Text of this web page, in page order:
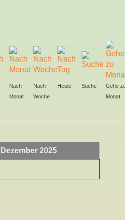
Nach
Monat
Nach
Woche
Heute Suche
Gehe
Monat
2025